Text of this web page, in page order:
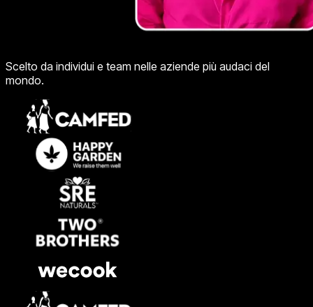
Scelto da individui e team nelle aziende più audaci del
mondo.